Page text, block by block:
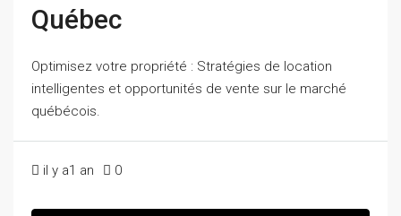
Québec
Optimisez votre propriété : Stratégies de location
intelligentes et opportunités de vente sur le marché
québécois.
il y a1 an 0